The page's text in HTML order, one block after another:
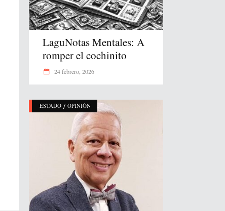
LaguNotas Mentales: A
romper el cochinito
24 febrero, 2026
ESTADO / OPINIÓN